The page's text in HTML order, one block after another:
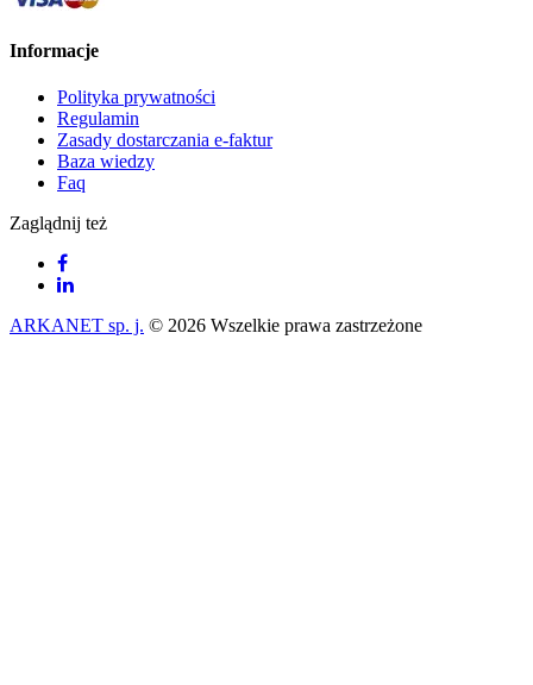
Informacje
Polityka prywatności
Regulamin
Zasady dostarczania e-faktur
Baza wiedzy
Faq
Zaglądnij też
ARKANET sp. j. © 2026 Wszelkie prawa zastrzeżone